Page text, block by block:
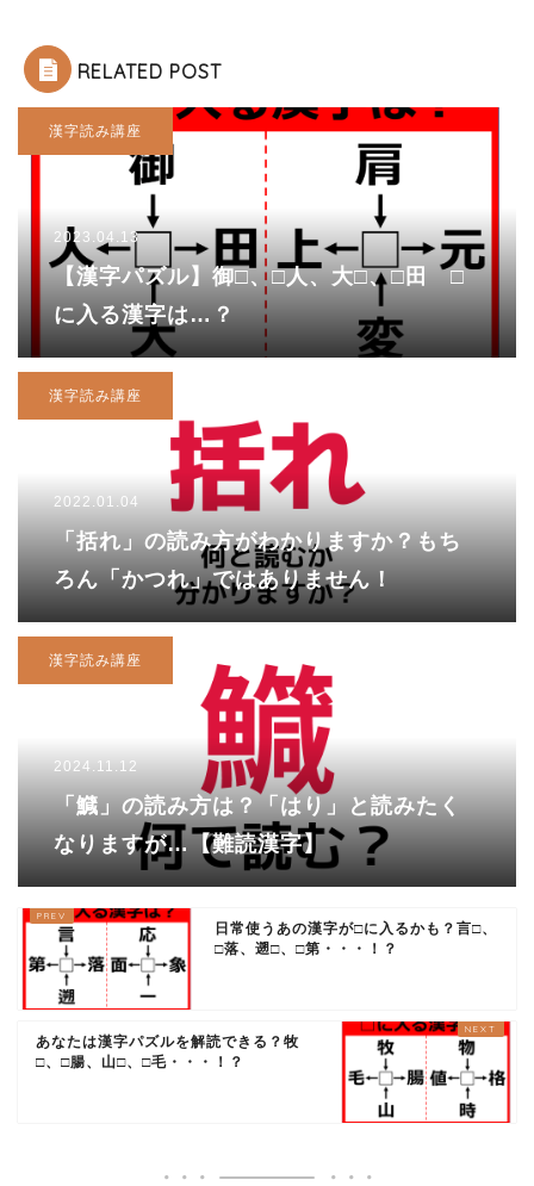
RELATED POST
漢字読み講座
2023.04.13
【漢字パズル】御□、□人、大□、□田 □
に入る漢字は…？
漢字読み講座
2022.01.04
「括れ」の読み方がわかりますか？もち
ろん「かつれ」ではありません！
漢字読み講座
2024.11.12
「鱵」の読み方は？「はり」と読みたく
なりますが…【難読漢字】
日常使うあの漢字が□に入るかも？言□、
□落、遡□、□第・・・！？
あなたは漢字パズルを解読できる？牧
□、□腸、山□、□毛・・・！？